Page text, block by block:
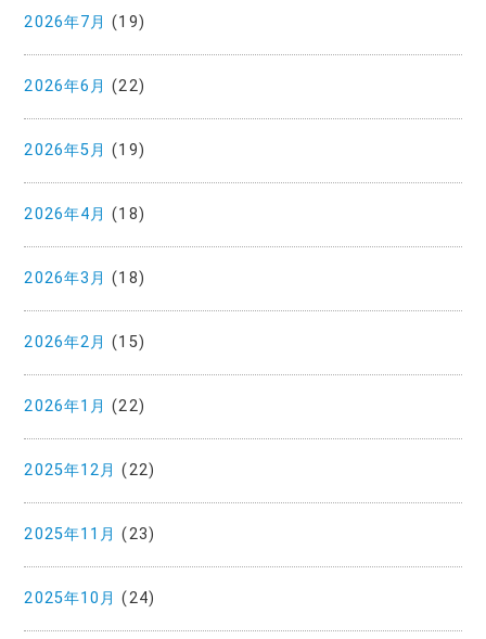
2026年7月 (19)
2026年6月 (22)
2026年5月 (19)
2026年4月 (18)
2026年3月 (18)
2026年2月 (15)
2026年1月 (22)
2025年12月 (22)
2025年11月 (23)
2025年10月 (24)